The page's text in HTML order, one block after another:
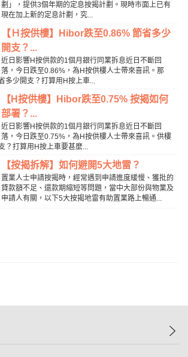
劃」，提供3個年期的定息按揭計劃。現時市面上已有
在加上新的定息計劃，究...
【Ｈ按供樓】Hibor跌至0.86% 節省多少
開支？...
近日影響H按供款的1個月銀行同業拆息近日不斷回
落，今日跌至0.86%，為H按供樓人士帶來喜訊。那
多少開支？打算用H按上車...
【H按供樓】Hibor跌至0.75% 按揭如何
部署？...
近日影響H按供款的1個月銀行同業拆息近日不斷回
落，今日跌至0.75%，為H按供樓人士帶來喜訊。供樓
？打算用H按上車要甚麼...
【按揭拆解】如何避開5大地雷？
置業人士申請按揭時，經常遇到申請進度緩慢、獲批的
貸款額不足、還款期縮短等問題，當中大部份與物業及
申請人有關，以下5大按揭地雷有助置業路上暢通...